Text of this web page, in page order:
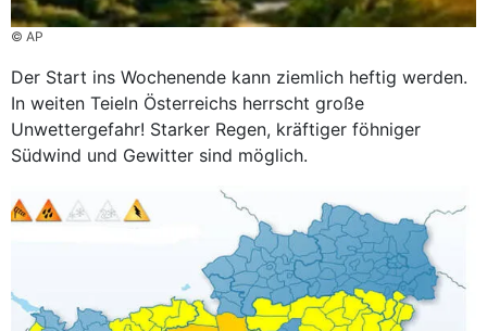
© AP
Der Start ins Wochenende kann ziemlich heftig werden.
In weiten Teieln Österreichs herrscht große
Unwettergefahr! Starker Regen, kräftiger föhniger
Südwind und Gewitter sind möglich.